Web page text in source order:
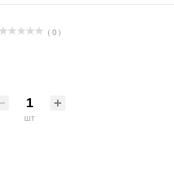
( 0 )
шт